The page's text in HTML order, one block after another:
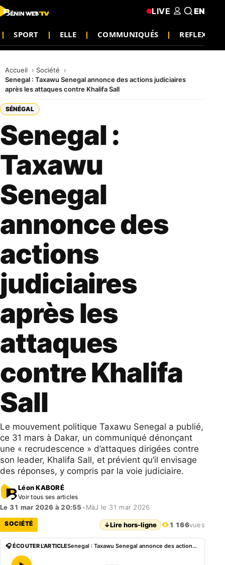
SPORT ELLE COMMUNIQUÉS REFLEXION
LIVE EN
Accueil
Société
Senegal : Taxawu Senegal annonce des actions judiciaires
après les attaques contre Khalifa Sall
SÉNÉGAL
Senegal :
Taxawu
Senegal
annonce des
actions
judiciaires
après les
attaques
contre Khalifa
Sall
Le mouvement politique Taxawu Senegal a publié,
ce 31 mars à Dakar, un communiqué dénonçant
une « recrudescence » d’attaques dirigées contre
son leader, Khalifa Sall, et prévient qu’il envisage
des réponses, y compris par la voie judiciaire.
Léon KABORÉ
Voir tous ses articles
Le 31 mar 2026 à 20:55 • MàJ le 31 mar 2026
SOCIÉTÉ ↓Lire hors-ligne 1 166vues
🎧 ÉCOUTER L'ARTICLE Senegal : Taxawu Senegal annonce des actions judiciaires après les attaques contre Khalifa Sall